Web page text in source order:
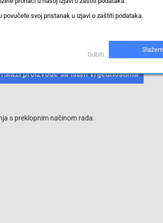
proizvode sa istim vrijednostima
s preklopnim načinom rada.
svoj pristanak u izjavi o zaštiti podataka.
Odbiti